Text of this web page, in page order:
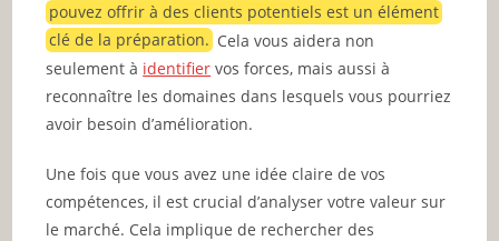
pouvez offrir à des clients potentiels est un élément
clé de la préparation. Cela vous aidera non
seulement à identifier vos forces, mais aussi à
reconnaître les domaines dans lesquels vous pourriez
avoir besoin d’amélioration.
Une fois que vous avez une idée claire de vos
compétences, il est crucial d’analyser votre valeur sur
le marché. Cela implique de rechercher des